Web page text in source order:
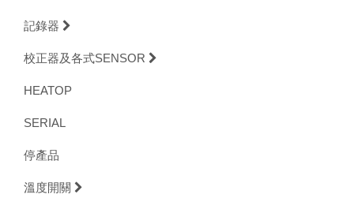
記錄器
校正器及各式SENSOR
HEATOP
SERIAL
停產品
溫度開關